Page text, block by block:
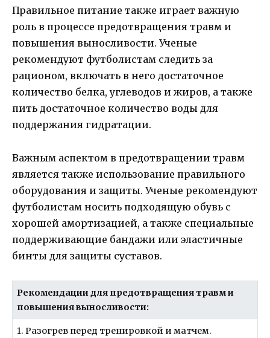
Правильное питание также играет важную
роль в процессе предотвращения травм и
повышения выносливости. Ученые
рекомендуют футболистам следить за
рационом, включать в него достаточное
количество белка, углеводов и жиров, а также
пить достаточное количество воды для
поддержания гидратации.
Важным аспектом в предотвращении травм
является также использование правильного
оборудования и защиты. Ученые рекомендуют
футболистам носить подходящую обувь с
хорошей амортизацией, а также специальные
поддерживающие бандажи или эластичные
бинты для защиты суставов.
Рекомендации для предотвращения травм и
повышения выносливости:
1. Разогрев перед тренировкой и матчем.